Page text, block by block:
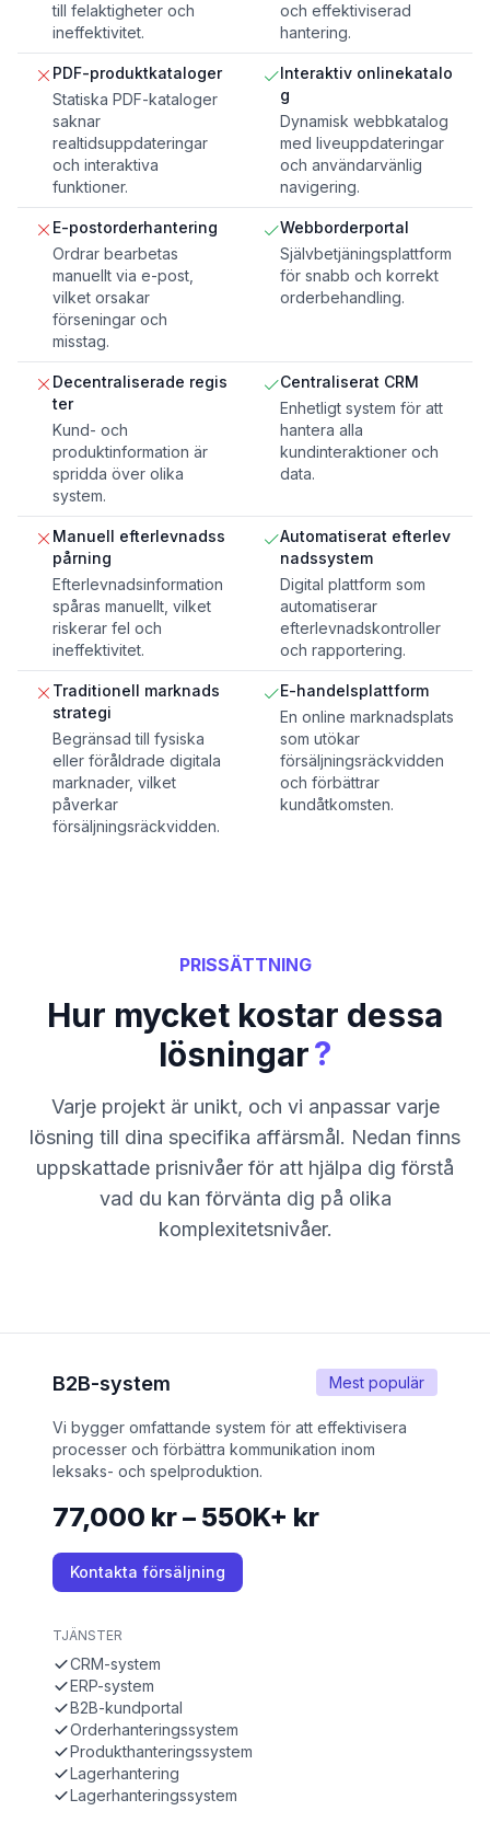
till felaktigheter och
ineffektivitet.
och effektiviserad
hantering.
PDF-produktkataloger
Statiska PDF-kataloger
saknar
realtidsuppdateringar
och interaktiva
funktioner.
Interaktiv onlinekatalo
g
Dynamisk webbkatalog
med liveuppdateringar
och användarvänlig
navigering.
E-postorderhantering
Ordrar bearbetas
manuellt via e-post,
vilket orsakar
förseningar och
misstag.
Webborderportal
Självbetjäningsplattform
för snabb och korrekt
orderbehandling.
Decentraliserade regis
ter
Kund- och
produktinformation är
spridda över olika
system.
Centraliserat CRM
Enhetligt system för att
hantera alla
kundinteraktioner och
data.
Manuell efterlevnadss
pårning
Efterlevnadsinformation
spåras manuellt, vilket
riskerar fel och
ineffektivitet.
Automatiserat efterlev
nadssystem
Digital plattform som
automatiserar
efterlevnadskontroller
och rapportering.
Traditionell marknads
strategi
Begränsad till fysiska
eller föråldrade digitala
marknader, vilket
påverkar
försäljningsräckvidden.
E-handelsplattform
En online marknadsplats
som utökar
försäljningsräckvidden
och förbättrar
kundåtkomsten.
PRISSÄTTNING
Hur mycket kostar dessa
lösningar?
Varje projekt är unikt, och vi anpassar varje
lösning till dina specifika affärsmål. Nedan finns
uppskattade prisnivåer för att hjälpa dig förstå
vad du kan förvänta dig på olika
komplexitetsnivåer.
Mest populär
B2B-system
Vi bygger omfattande system för att effektivisera
processer och förbättra kommunikation inom
leksaks- och spelproduktion.
77,000 kr – 550K+ kr
Kontakta försäljning
TJÄNSTER
CRM-system
ERP-system
B2B-kundportal
Orderhanteringssystem
Produkthanteringssystem
Lagerhantering
Lagerhanteringssystem